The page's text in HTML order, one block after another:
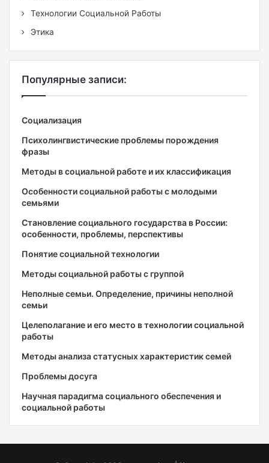
Технологии Социальной Работы
Этика
Популярные записи:
Социализация
Психолингвистические проблемы порождения
фразы
Методы в социальной работе и их классификация
Особенности социальной работы с молодыми
семьями
Становление социального государства в России:
особенности, проблемы, перспективы
Понятие социальной технологии
Методы социальной работы с группой
Неполные семьи. Определение, причины неполной
семьи
Целеполагание и его место в технологии социальной
работы
Методы анализа статусных характеристик семей
Проблемы досуга
Научная парадигма социального обеспечения и
социальной работы